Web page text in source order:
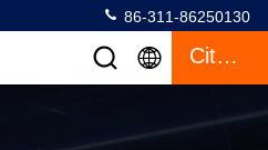
86-311-86250130
Citation